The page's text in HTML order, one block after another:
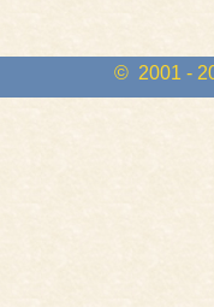
© 2001 -